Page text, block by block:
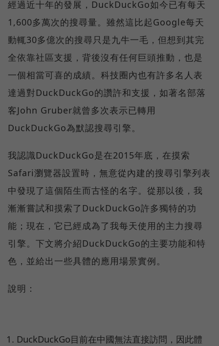
經過近十年的發展，DuckDuckGo如今已有每天
1,600多萬次的搜尋量。雖然這比起Google每天
動輒30多億次的搜尋只是九牛一毛，但想到其完
全依靠社區支援，背後沒有任何巨頭推動，也是
一個相當可喜的成績。科技圈內也有許多名人表
達過對DuckDuckGo的讚許和支援，如著名部落
客John Gruber就曾多次表示已轉用
DuckDuckGo為默認搜尋引擎。
我認識DuckDuckGo是在2015年底，在摸索
Safari瀏覽器設置時，無意從內建的搜尋引擎列表
中發現了這個陌生而古怪的名字。從那以後，我
漸漸嘗試和摸索了DuckDuckGo許多獨特的功
能；現在，它已經成為了我每天使用的主力搜尋
引擎。下文將介紹DuckDuckGo的主要功能和特
色，並給出一些具體的應用場景實例。
說明：
DuckDuckGo目前在中國無法直接訪問，因此體